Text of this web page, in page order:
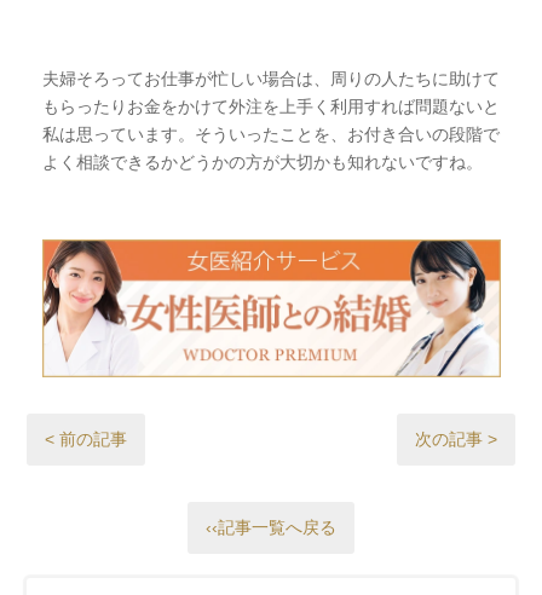
夫婦そろってお仕事が忙しい場合は、周りの人たちに助けて
もらったりお金をかけて外注を上手く利用すれば問題ないと
私は思っています。そういったことを、お付き合いの段階で
よく相談できるかどうかの方が大切かも知れないですね。
< 前の記事 次の記事 >
‹‹記事一覧へ戻る